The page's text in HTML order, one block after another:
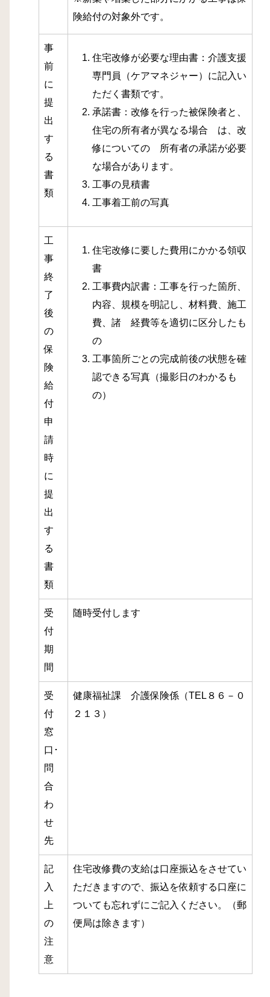
険給付の対象外です。
事
前
に
提
出
す
る
書
類
住宅改修が必要な理由書：介護支援
専門員（ケアマネジャー）に記入い
ただく書類です。
承諾書：改修を行った被保険者と、
住宅の所有者が異なる場合 は、改
修についての 所有者の承諾が必要
な場合があります。
工事の見積書
工事着工前の写真
工
事
終
了
後
の
保
険
給
付
申
請
時
に
提
出
す
る
書
類
住宅改修に要した費用にかかる領収
書
工事費内訳書：工事を行った箇所、
内容、規模を明記し、材料費、施工
費、諸 経費等を適切に区分したも
の
工事箇所ごとの完成前後の状態を確
認できる写真（撮影日のわかるも
の）
受
付
期
間
随時受付します
受
付
窓
口･
問
合
わ
せ
先
健康福祉課 介護保険係（TEL８６－０
２１３）
記
入
上
の
注
意
住宅改修費の支給は口座振込をさせてい
ただきますので、振込を依頼する口座に
ついても忘れずにご記入ください。（郵
便局は除きます）